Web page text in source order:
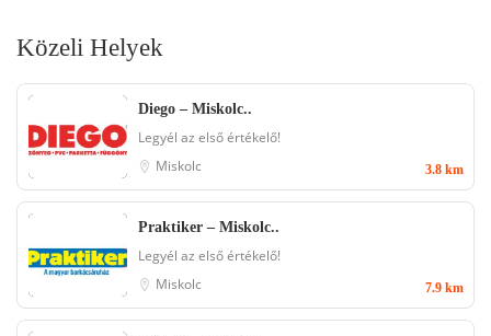
Közeli Helyek
Diego – Miskolc..
Legyél az első értékelő!
Miskolc
3.8 km
Praktiker – Miskolc..
Legyél az első értékelő!
Miskolc
7.9 km